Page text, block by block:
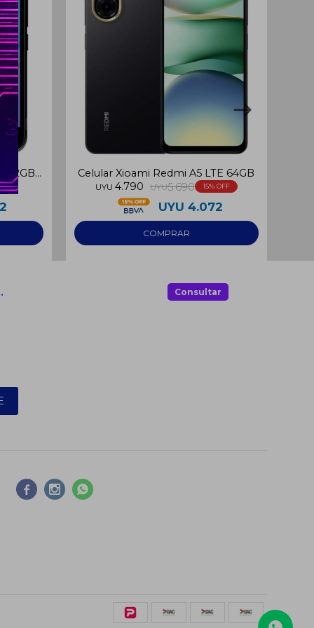
2GB Celular Xioami Redmi A5 LTE 64GB
UYU 4.790 UYU5.690 15
UYU 4.072
Consultar
  